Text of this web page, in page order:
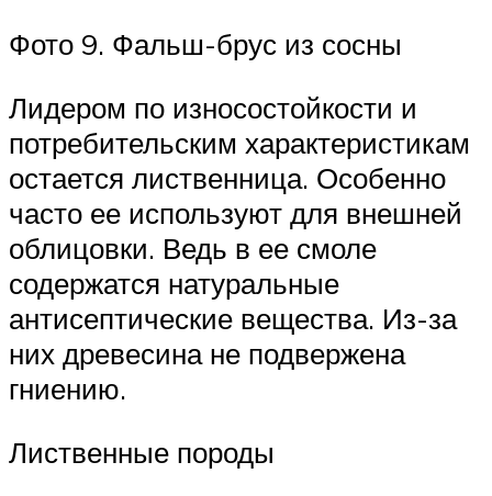
Фото 9. Фальш-брус из сосны
Лидером по износостойкости и
потребительским характеристикам
остается лиственница. Особенно
часто ее используют для внешней
облицовки. Ведь в ее смоле
содержатся натуральные
антисептические вещества. Из-за
них древесина не подвержена
гниению.
Лиственные породы